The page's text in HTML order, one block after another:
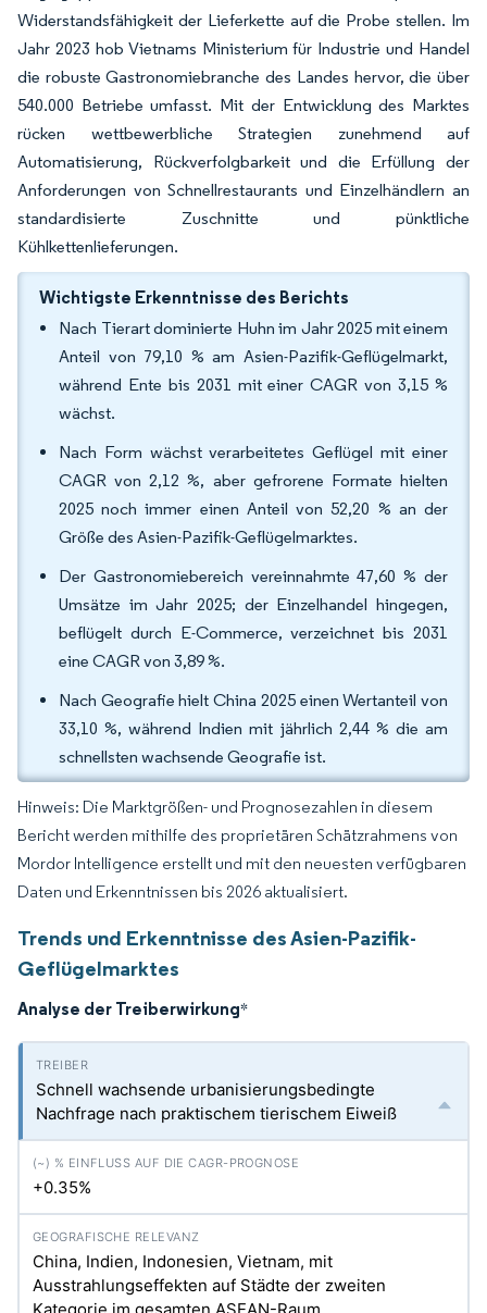
Widerstandsfähigkeit der Lieferkette auf die Probe stellen. Im
Jahr 2023 hob Vietnams Ministerium für Industrie und Handel
die robuste Gastronomiebranche des Landes hervor, die über
540.000 Betriebe umfasst. Mit der Entwicklung des Marktes
rücken wettbewerbliche Strategien zunehmend auf
Automatisierung, Rückverfolgbarkeit und die Erfüllung der
Anforderungen von Schnellrestaurants und Einzelhändlern an
standardisierte Zuschnitte und pünktliche
Kühlkettenlieferungen.
Wichtigste Erkenntnisse des Berichts
Nach Tierart dominierte Huhn im Jahr 2025 mit einem
Anteil von 79,10 % am Asien-Pazifik-Geflügelmarkt,
während Ente bis 2031 mit einer CAGR von 3,15 %
wächst.
Nach Form wächst verarbeitetes Geflügel mit einer
CAGR von 2,12 %, aber gefrorene Formate hielten
2025 noch immer einen Anteil von 52,20 % an der
Größe des Asien-Pazifik-Geflügelmarktes.
Der Gastronomiebereich vereinnahmte 47,60 % der
Umsätze im Jahr 2025; der Einzelhandel hingegen,
beflügelt durch E-Commerce, verzeichnet bis 2031
eine CAGR von 3,89 %.
Nach Geografie hielt China 2025 einen Wertanteil von
33,10 %, während Indien mit jährlich 2,44 % die am
schnellsten wachsende Geografie ist.
Hinweis: Die Marktgrößen- und Prognosezahlen in diesem
Bericht werden mithilfe des proprietären Schätzrahmens von
Mordor Intelligence erstellt und mit den neuesten verfügbaren
Daten und Erkenntnissen bis 2026 aktualisiert.
Trends und Erkenntnisse des Asien-Pazifik-
Geflügelmarktes
Analyse der Treiberwirkung*
Schnell wachsende urbanisierungsbedingte
Nachfrage nach praktischem tierischem Eiweiß
+0.35%
China, Indien, Indonesien, Vietnam, mit
Ausstrahlungseffekten auf Städte der zweiten